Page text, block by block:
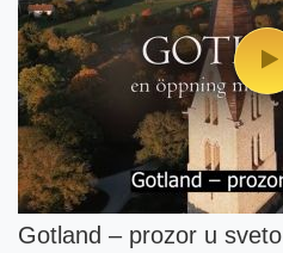
Gotland – prozor u sveto